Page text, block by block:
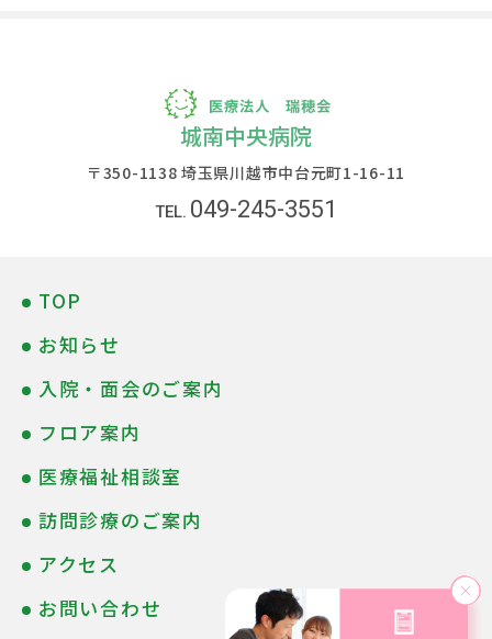
城南中央病院
〒350-1138 埼玉県川越市中台元町1-16-11
049-245-3551
TOP
お知らせ
入院・面会のご案内
フロア案内
医療福祉相談室
訪問診療のご案内
アクセス
お問い合わせ